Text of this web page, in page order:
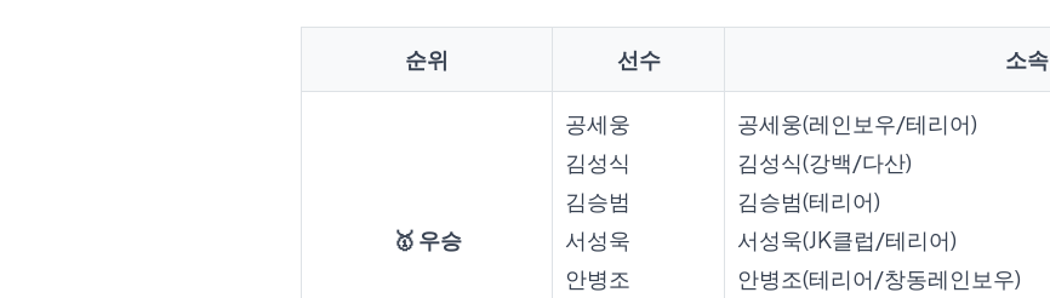
순위 선수 소속
🥇 우승
공세웅
김성식
김승범
서성욱
안병조
공세웅(레인보우/테리어)
김성식(강백/다산)
김승범(테리어)
서성욱(JK클럽/테리어)
안병조(테리어/창동레인보우)